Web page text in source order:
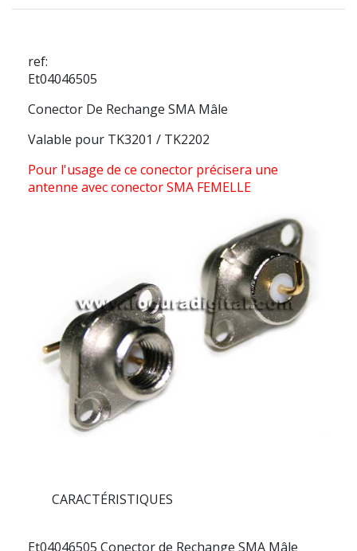
ref:
Et04046505
Conector De Rechange SMA Mâle
Valable pour TK3201 / TK2202
Pour l'usage de ce conector précisera une
antenne avec conector SMA FEMELLE
CARACTÉRISTIQUES
Et04046505 Conector de Rechange SMA Mâle